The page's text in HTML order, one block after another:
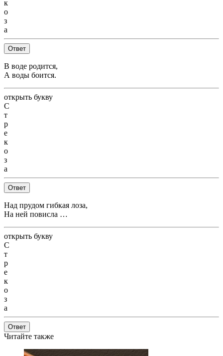
к
о
з
а
Ответ
В воде родится,
А воды боится.
открыть букву
С
т
р
е
к
о
з
а
Ответ
Над прудом гибкая лоза,
На ней повисла …
открыть букву
С
т
р
е
к
о
з
а
Ответ
Читайте также